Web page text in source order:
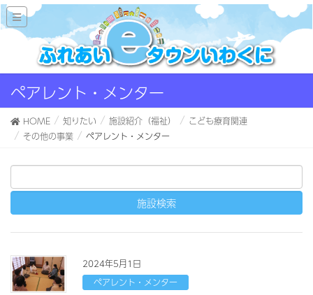
ペアレント・メンター
HOME 知りたい 施設紹介（福祉）
こども療育関連
その他の事業
ペアレント・メンター
2024年5月1日
ペアレント・メンター